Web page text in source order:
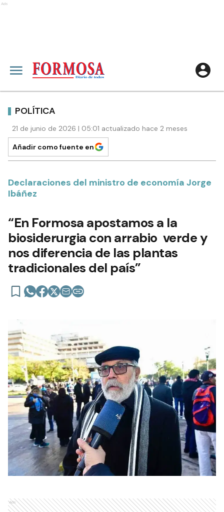
Ads
POLÍTICA
21 de junio de 2026 | 05:01 actualizado hace 2 meses
Añadir como fuente en
Declaraciones del ministro de economía Jorge
Ibáñez
“En Formosa apostamos a la
biosiderurgia con arrabio verde y
nos diferencia de las plantas
tradicionales del país”
Ads